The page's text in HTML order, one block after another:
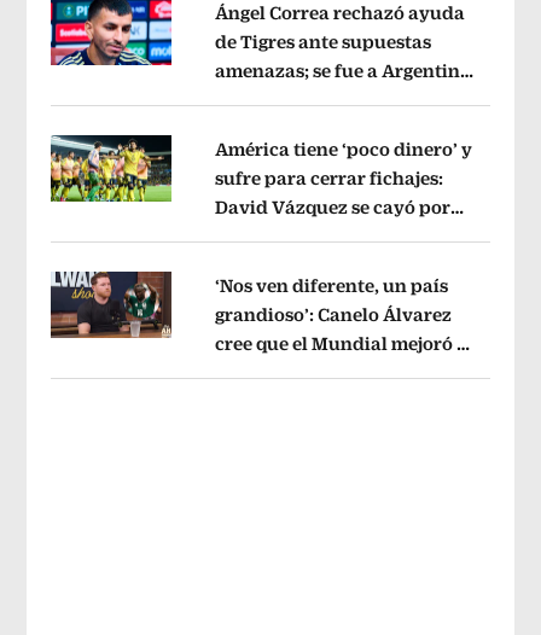
Opens in new window
Ángel Correa rechazó ayuda
de Tigres ante supuestas
amenazas; se fue a Argentina
Opens in new window
América tiene ‘poco dinero’ y
sufre para cerrar fichajes:
David Vázquez se cayó por
Opens in new window
‘Nos ven diferente, un país
grandioso’: Canelo Álvarez
cree que el Mundial mejoró la